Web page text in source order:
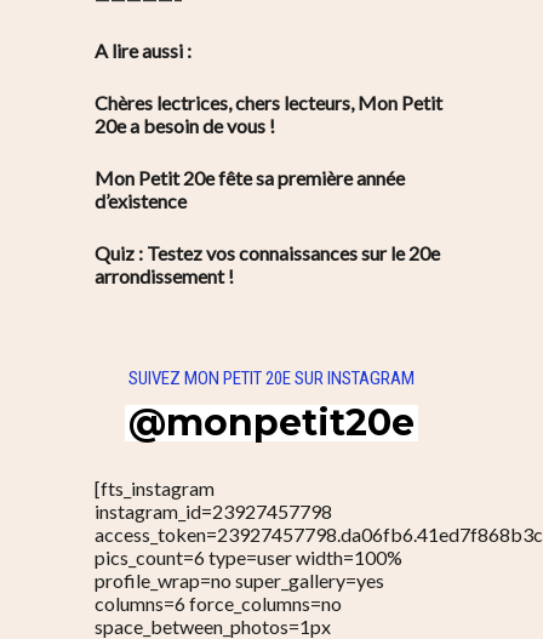
A lire aussi :
Chères lectrices, chers lecteurs, Mon Petit
20e a besoin de vous !
Mon Petit 20e fête sa première année
d’existence
Quiz : Testez vos connaissances sur le 20e
arrondissement !
SUIVEZ MON PETIT 20E SUR INSTAGRAM
@monpetit20e
[fts_instagram
instagram_id=23927457798
pics_count=6 type=user width=100%
profile_wrap=no super_gallery=yes
columns=6 force_columns=no
space_between_photos=1px